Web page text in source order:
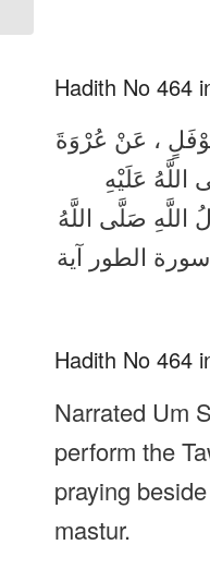
Hadith No 464
، عَنْ عُرْوَةَ
عَلَيْهِ
صَلَّى اللَّهُ
، يُصَلِّي إِلَى جَنْبِ الْبَيْتِ يَقْرَأُ بِ وَالطُّورِ { 1 } وَكِتَابٍ مَسْطُورٍ { 2 } سورة الطور آية
Hadith No 464
Narrated Um
perform the
praying
mastur.